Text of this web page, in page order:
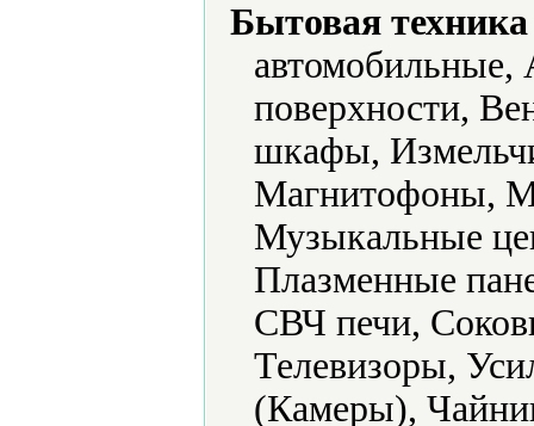
Бытовая
автомобильные,
поверхности,
шкафы,
Магнитофоны,
Музыкальные
Плазменные
СВЧ печи,
Телевизоры,
(Камеры),